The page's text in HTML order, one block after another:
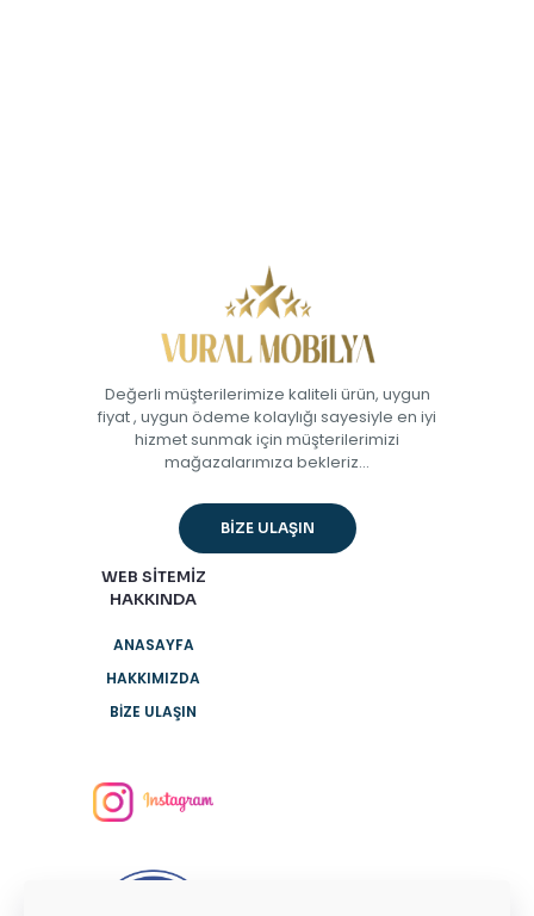
Değerli müşterilerimize kaliteli ürün, uygun
fiyat , uygun ödeme kolaylığı sayesiyle en iyi
hizmet sunmak için müşterilerimizi
mağazalarımıza bekleriz...
BİZE ULAŞIN
WEB SİTEMİZ
HAKKINDA
ANASAYFA
HAKKIMIZDA
BİZE ULAŞIN